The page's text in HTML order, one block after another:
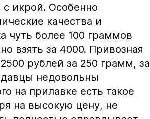
икрой. Особенно
качества и
чуть более 100 граммов
взять за 4000. Привозная
рублей за 250 грамм, за
недовольны
на прилавке есть такое
на высокую цену, не